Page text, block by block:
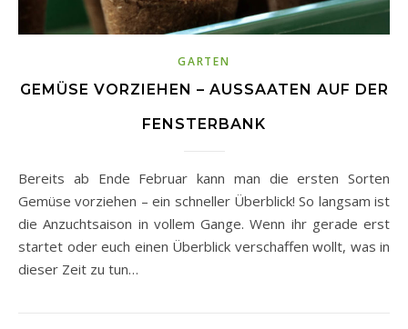
GARTEN
GEMÜSE VORZIEHEN – AUSSAATEN AUF DER
FENSTERBANK
Bereits ab Ende Februar kann man die ersten Sorten
Gemüse vorziehen – ein schneller Überblick! So langsam ist
die Anzuchtsaison in vollem Gange. Wenn ihr gerade erst
startet oder euch einen Überblick verschaffen wollt, was in
dieser Zeit zu tun…